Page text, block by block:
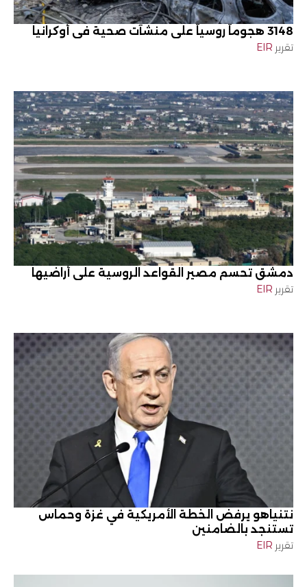
3148 هجوماً روسياً على منشآت صحية في أوكرانيا
تقرير EIR
دمشق تحسم مصير القواعد الروسية على أراضيها
تقرير EIR
نتنياهو يرفض الخطة الأمريكية في غزة وحماس
تستنجد بالضامنين
تقرير EIR